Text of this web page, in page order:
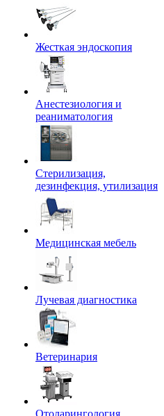
Жесткая эндоскопия
Анестезиология и
реаниматология
Стерилизация,
дезинфекция, утилизация
Медицинская мебель
Лучевая диагностика
Ветеринария
Отоларингология